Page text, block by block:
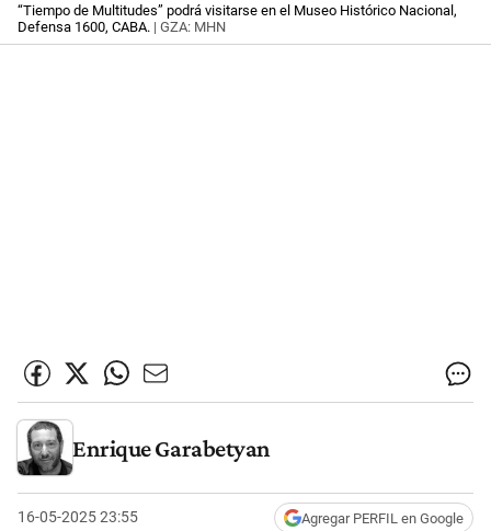
“Tiempo de Multitudes” podrá visitarse en el Museo Histórico Nacional,
Defensa 1600, CABA. | GZA: MHN
Enrique Garabetyan
16-05-2025 23:55 Agregar PERFIL en Google